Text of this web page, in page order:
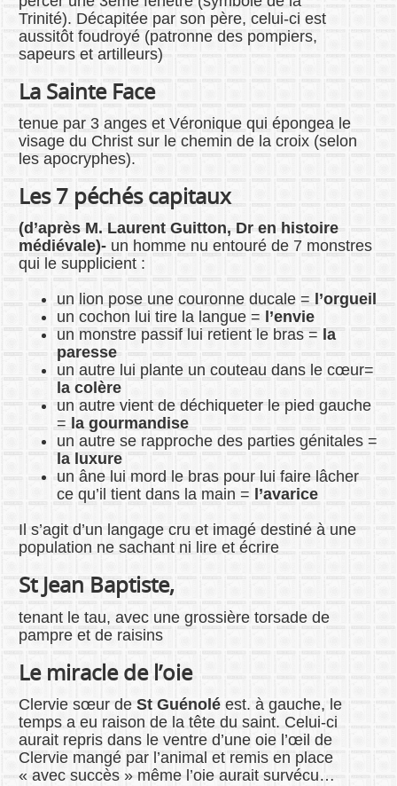
Trinité). Décapitée par son père, celui-ci est
aussitôt foudroyé (patronne des pompiers,
sapeurs et artilleurs)
La Sainte Face
tenue par 3 anges et Véronique qui épongea le
visage du Christ sur le chemin de la croix (selon
les apocryphes).
Les 7 péchés capitaux
(d’après M. Laurent Guitton, Dr en histoire
médiévale)- un homme nu entouré de 7 monstres
qui le supplicient :
un lion pose une couronne ducale = l’orgueil
un cochon lui tire la langue = l’envie
un monstre passif lui retient le bras = la
paresse
un autre lui plante un couteau dans le cœur=
la colère
un autre vient de déchiqueter le pied gauche
= la gourmandise
un autre se rapproche des parties génitales =
la luxure
un âne lui mord le bras pour lui faire lâcher
ce qu’il tient dans la main = l’avarice
Il s’agit d’un langage cru et imagé destiné à une
population ne sachant ni lire et écrire
St Jean Baptiste,
tenant le tau, avec une grossière torsade de
pampre et de raisins
Le miracle de l’oie
Clervie sœur deSt Guénolé est. à gauche, le
temps a eu raison de la tête du saint. Celui-ci
aurait repris dans le ventre d’une oie l’œil de
Clervie mangé par l’animal et remis en place
« avec succès » même l’oie aurait survécu…